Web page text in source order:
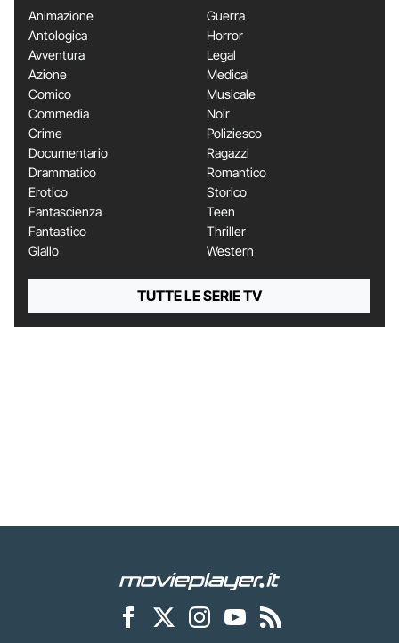
Animazione
Antologica
Avventura
Azione
Comico
Commedia
Crime
Documentario
Drammatico
Erotico
Fantascienza
Fantastico
Giallo
Guerra
Horror
Legal
Medical
Musicale
Noir
Poliziesco
Ragazzi
Romantico
Storico
Teen
Thriller
Western
TUTTE LE SERIE TV